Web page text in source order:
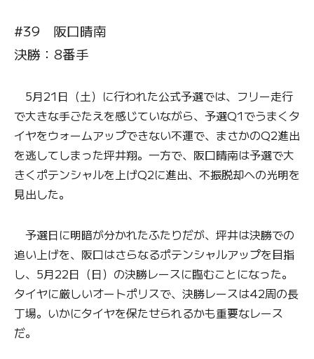
#39 阪口晴南
決勝：8番手
5月21日（土）に行われた公式予選では、フリー走行
で大きな手ごたえを感じていながら、予選Q1でうまくタ
イヤをウォームアップできない不運で、まさかのQ2進出
を逃してしまった坪井翔。一方で、阪口晴南は予選で大
きくポテンシャルを上げQ2に進出、不振脱却への光明を
見出した。
予選日に明暗が分かれたふたりだが、坪井は決勝での
追い上げを、阪口はさらなるポテンシャルアップを目指
し、5月22日（日）の決勝レースに臨むことになった。
タイヤに厳しいオートポリスで、決勝レースは42周の長
丁場。いかにタイヤを保たせられるかも重要なレース
だ。